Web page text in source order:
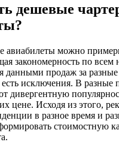
дешевые
авиабилеты можно
закономерность по всем
данными продаж за
исключения. В разные
дивергентную
цене. Исходя из этого,
в разное время и
стоимостную